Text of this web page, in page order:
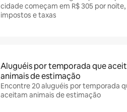
cidade começam em R$ 305 por noite,
impostos e taxas
Aluguéis por temporada que
animais de estimação
Encontre 20 aluguéis por temporada
aceitam animais de estimação